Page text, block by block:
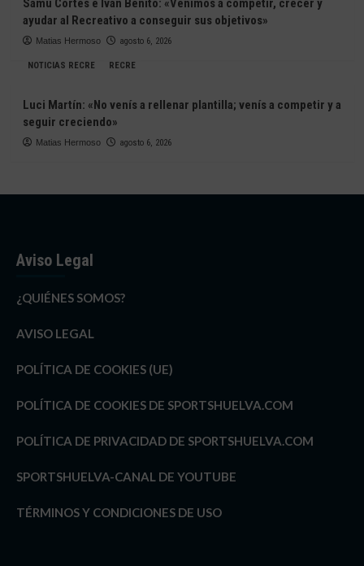
Samu Cortés e Iván Benito: «Venimos a competir, crecer y
ayudar al Recreativo a conseguir sus objetivos»
Matias Hermoso agosto 6, 2026
NOTICIAS RECRE RECRE
Luci Martín: «No venís a rellenar plantilla; venís a competir y a
seguir creciendo»
Matias Hermoso agosto 6, 2026
Aviso Legal
¿QUIÉNES SOMOS?
AVISO LEGAL
POLÍTICA DE COOKIES (UE)
POLÍTICA DE COOKIES DE SPORTSHUELVA.COM
POLÍTICA DE PRIVACIDAD DE SPORTSHUELVA.COM
SPORTSHUELVA-CANAL DE YOUTUBE
TÉRMINOS Y CONDICIONES DE USO